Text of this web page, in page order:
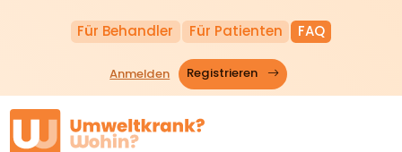
Für Behandler Für Patienten FAQ
Anmelden Registrieren